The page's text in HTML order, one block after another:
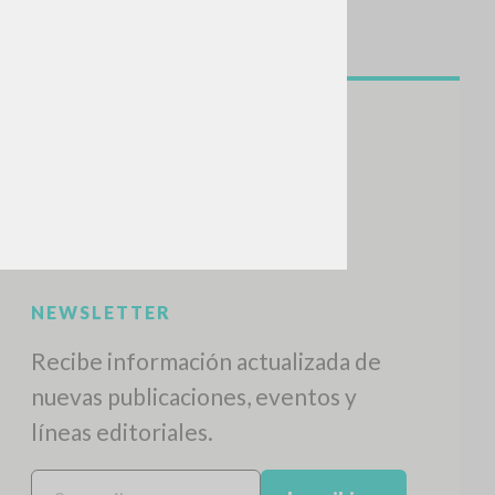
NEWSLETTER
Recibe información actualizada de
nuevas publicaciones, eventos y
líneas editoriales.